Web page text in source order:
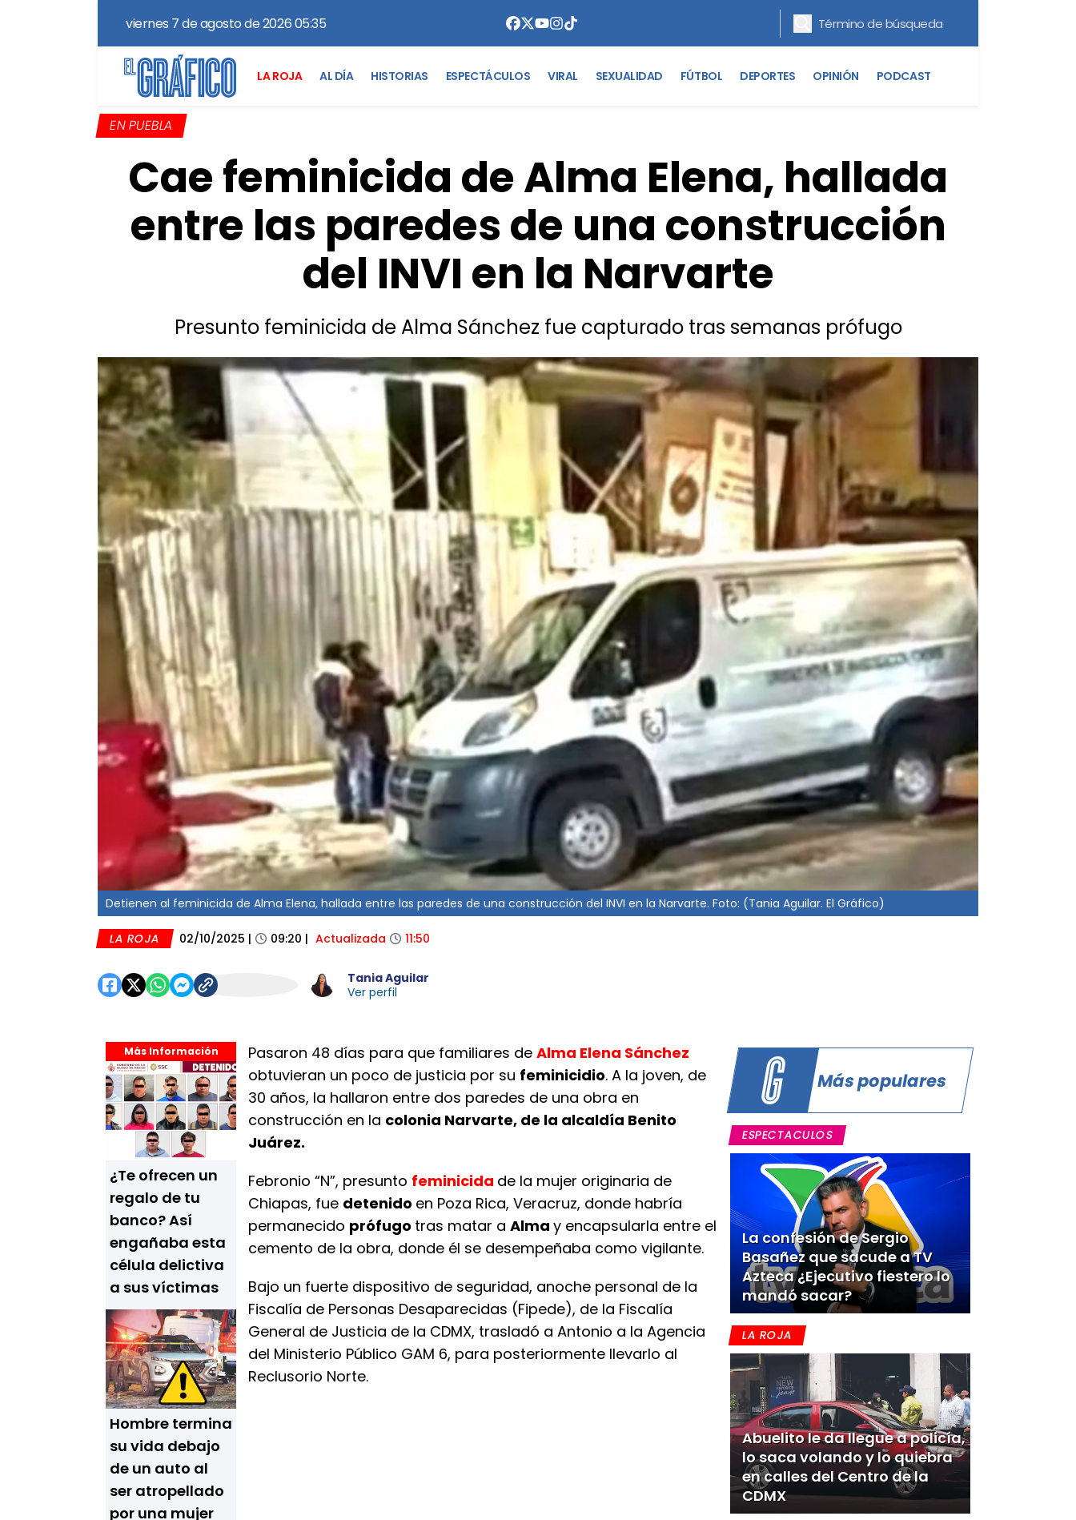
viernes 7 de agosto de 2026 05:35
LA ROJA AL DÍA HISTORIAS ESPECTÁCULOS VIRAL SEXUALIDAD FÚTBOL DEPORTES OPINIÓN PODCAST
EN PUEBLA
Cae feminicida de Alma Elena, hallada
entre las paredes de una construcción
del INVI en la Narvarte
Presunto feminicida de Alma Sánchez fue capturado tras semanas prófugo
Detienen al feminicida de Alma Elena, hallada entre las paredes de una construcción del INVI en la Narvarte. Foto: (Tania Aguilar. El Gráfico)
LA ROJA 02/10/2025 | 09:20 | Actualizada 11:50
Tania Aguilar
Ver perfil
Más Información
¿Te ofrecen un
regalo de tu
banco? Así
engañaba esta
célula delictiva
a sus víctimas
Hombre termina
su vida debajo
de un auto al
ser atropellado
por una mujer
Pasaron 48 días para que familiares de Alma Elena Sánchez
obtuvieran un poco de justicia por su feminicidio. A la joven, de
30 años, la hallaron entre dos paredes de una obra en
construcción en la colonia Narvarte, de la alcaldía Benito
Juárez.
Febronio “N”, presunto feminicida de la mujer originaria de
Chiapas, fue detenido en Poza Rica, Veracruz, donde habría
permanecido prófugo tras matar a Alma y encapsularla entre el
cemento de la obra, donde él se desempeñaba como vigilante.
Bajo un fuerte dispositivo de seguridad, anoche personal de la
Fiscalía de Personas Desaparecidas (Fipede), de la Fiscalía
General de Justicia de la CDMX, trasladó a Antonio a la Agencia
del Ministerio Público GAM 6, para posteriormente llevarlo al
Reclusorio Norte.
Más populares
ESPECTACULOS
La confesión de Sergio
Basañez que sacude a TV
Azteca ¿Ejecutivo fiestero lo
mandó sacar?
LA ROJA
Abuelito le da llegue a policía,
lo saca volando y lo quiebra
en calles del Centro de la
CDMX